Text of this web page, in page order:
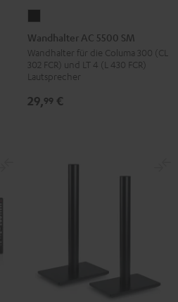
AC
5500
SM
Schwarz
Wandhalter AC 5500 SM
Wandhalter für die Columa 300 (CL
302 FCR) und LT 4 (L 430 FCR)
Lautsprecher
29,99 €